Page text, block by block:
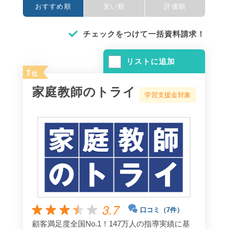
おすすめ順 安い順 評価順
チェックをつけて一括資料請求！
リストに追加
1 位
家庭教師のトライ 学習支援金対象
3.7 口コミ（7件）
顧客満足度全国No.1！147万人の指導実績に基